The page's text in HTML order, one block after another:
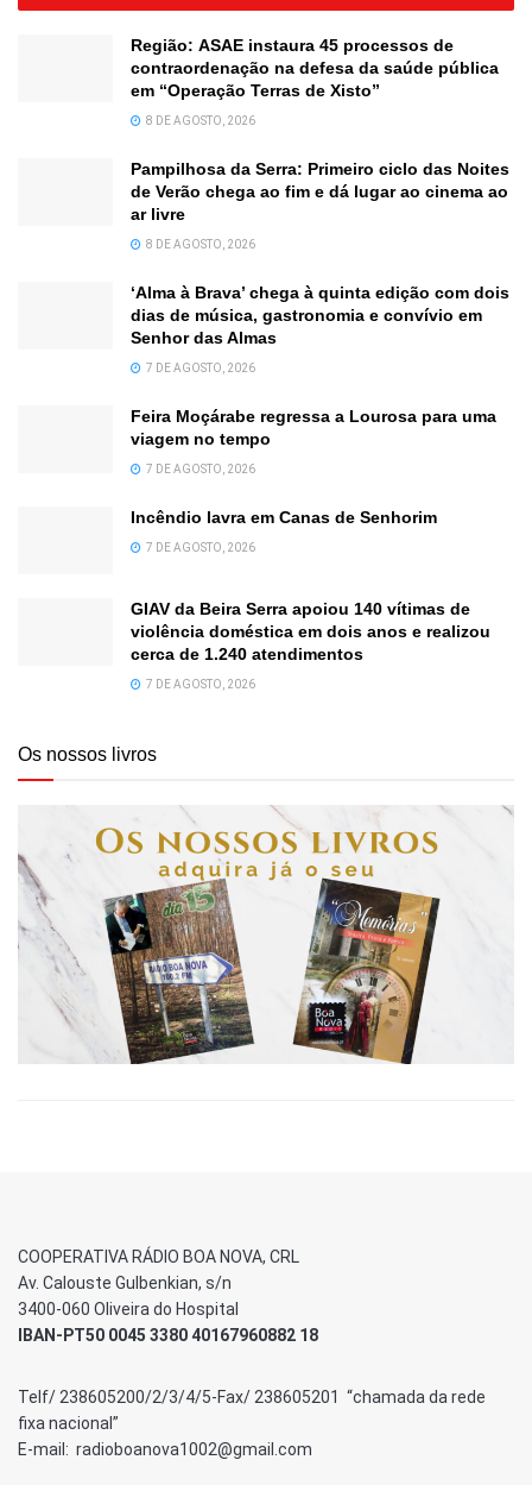
Região: ASAE instaura 45 processos de
contraordenação na defesa da saúde pública
em “Operação Terras de Xisto”
8 DE AGOSTO, 2026
Pampilhosa da Serra: Primeiro ciclo das Noites
de Verão chega ao fim e dá lugar ao cinema ao
ar livre
8 DE AGOSTO, 2026
‘Alma à Brava’ chega à quinta edição com dois
dias de música, gastronomia e convívio em
Senhor das Almas
7 DE AGOSTO, 2026
Feira Moçárabe regressa a Lourosa para uma
viagem no tempo
7 DE AGOSTO, 2026
Incêndio lavra em Canas de Senhorim
7 DE AGOSTO, 2026
GIAV da Beira Serra apoiou 140 vítimas de
violência doméstica em dois anos e realizou
cerca de 1.240 atendimentos
7 DE AGOSTO, 2026
Os nossos livros
COOPERATIVA RÁDIO BOA NOVA, CRL
Av. Calouste Gulbenkian, s/n
3400-060 Oliveira do Hospital
IBAN-PT50 0045 3380 40167960882 18
Telf/ 238605200/2/3/4/5-Fax/ 238605201 “chamada da rede
fixa nacional”
E-mail: radioboanova1002@gmail.com